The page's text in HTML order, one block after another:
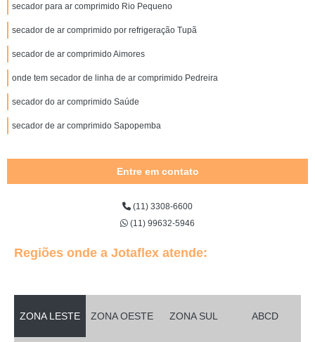
secador para ar comprimido Rio Pequeno
secador de ar comprimido por refrigeração Tupã
secador de ar comprimido Aimores
onde tem secador de linha de ar comprimido Pedreira
secador do ar comprimido Saúde
secador de ar comprimido Sapopemba
Entre em contato
(11) 3308-6600
(11) 99632-5946
Regiões onde a Jotaflex atende:
ZONA LESTE ZONA OESTE ZONA SUL ABCD